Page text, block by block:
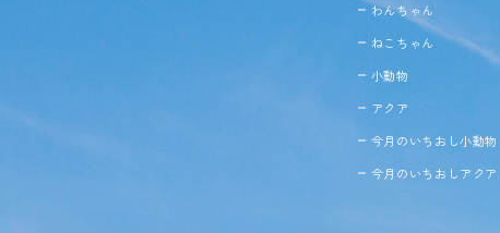
わんちゃん
ねこちゃん
小動物
アクア
今月のいちおし小動物
今月のいちおしアクア